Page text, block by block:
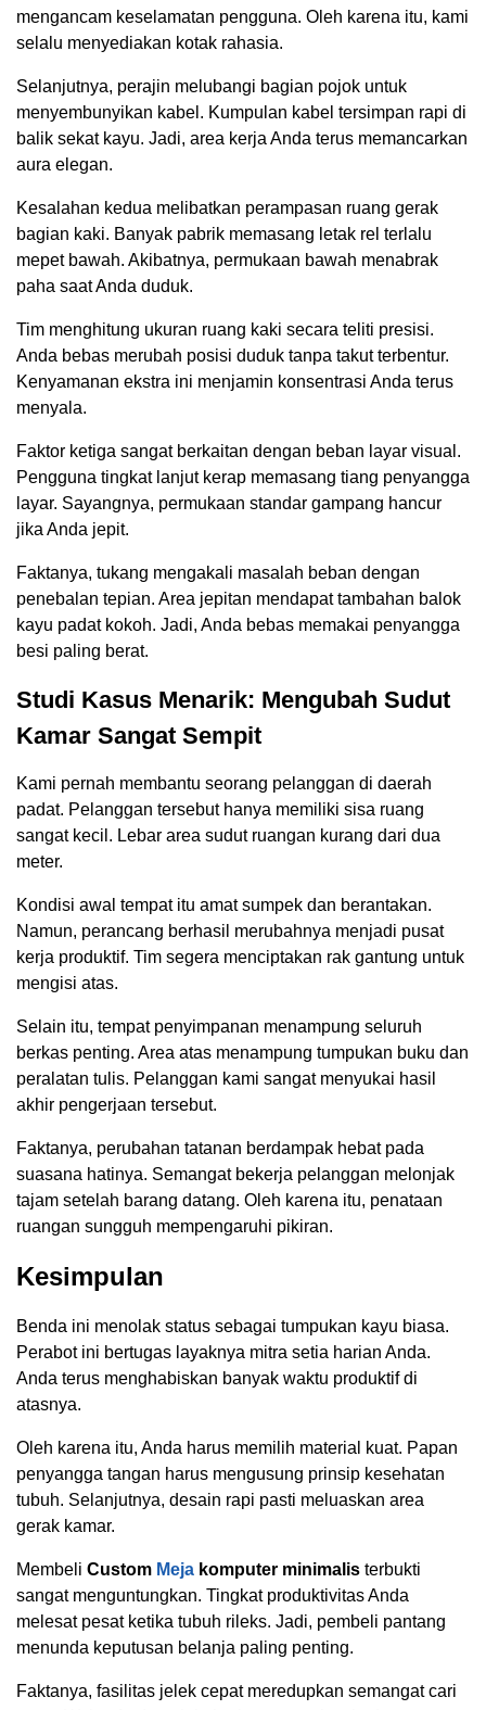
mengancam keselamatan pengguna. Oleh karena itu, kami
selalu menyediakan kotak rahasia.
Selanjutnya, perajin melubangi bagian pojok untuk
menyembunyikan kabel. Kumpulan kabel tersimpan rapi di
balik sekat kayu. Jadi, area kerja Anda terus memancarkan
aura elegan.
Kesalahan kedua melibatkan perampasan ruang gerak
bagian kaki. Banyak pabrik memasang letak rel terlalu
mepet bawah. Akibatnya, permukaan bawah menabrak
paha saat Anda duduk.
Tim menghitung ukuran ruang kaki secara teliti presisi.
Anda bebas merubah posisi duduk tanpa takut terbentur.
Kenyamanan ekstra ini menjamin konsentrasi Anda terus
menyala.
Faktor ketiga sangat berkaitan dengan beban layar visual.
Pengguna tingkat lanjut kerap memasang tiang penyangga
layar. Sayangnya, permukaan standar gampang hancur
jika Anda jepit.
Faktanya, tukang mengakali masalah beban dengan
penebalan tepian. Area jepitan mendapat tambahan balok
kayu padat kokoh. Jadi, Anda bebas memakai penyangga
besi paling berat.
Studi Kasus Menarik: Mengubah Sudut
Kamar Sangat Sempit
Kami pernah membantu seorang pelanggan di daerah
padat. Pelanggan tersebut hanya memiliki sisa ruang
sangat kecil. Lebar area sudut ruangan kurang dari dua
meter.
Kondisi awal tempat itu amat sumpek dan berantakan.
Namun, perancang berhasil merubahnya menjadi pusat
kerja produktif. Tim segera menciptakan rak gantung untuk
mengisi atas.
Selain itu, tempat penyimpanan menampung seluruh
berkas penting. Area atas menampung tumpukan buku dan
peralatan tulis. Pelanggan kami sangat menyukai hasil
akhir pengerjaan tersebut.
Faktanya, perubahan tatanan berdampak hebat pada
suasana hatinya. Semangat bekerja pelanggan melonjak
tajam setelah barang datang. Oleh karena itu, penataan
ruangan sungguh mempengaruhi pikiran.
Kesimpulan
Benda ini menolak status sebagai tumpukan kayu biasa.
Perabot ini bertugas layaknya mitra setia harian Anda.
Anda terus menghabiskan banyak waktu produktif di
atasnya.
Oleh karena itu, Anda harus memilih material kuat. Papan
penyangga tangan harus mengusung prinsip kesehatan
tubuh. Selanjutnya, desain rapi pasti meluaskan area
gerak kamar.
Membeli Custom Meja komputer minimalis terbukti
sangat menguntungkan. Tingkat produktivitas Anda
melesat pesat ketika tubuh rileks. Jadi, pembeli pantang
menunda keputusan belanja paling penting.
Faktanya, fasilitas jelek cepat meredupkan semangat cari